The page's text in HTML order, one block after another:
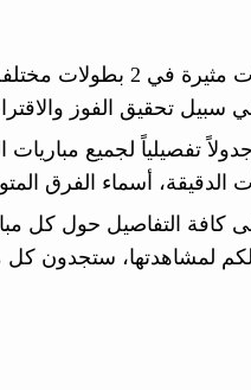
سبيل تحقيق الفوز
تفصيلياً لجميع
أسماء الفرق
على كافة التفاصيل حول
لمشاهدتها، ستجدون كل